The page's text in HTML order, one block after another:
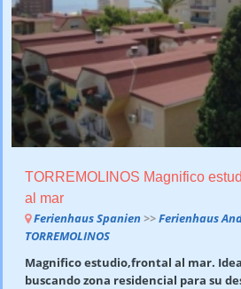
TORREMOLINOS Magnifico
al mar
Ferienhaus Spanien >>Ferienhaus
TORREMOLINOS
Magnifico estudio,frontal al mar.
buscando zona residencial para su